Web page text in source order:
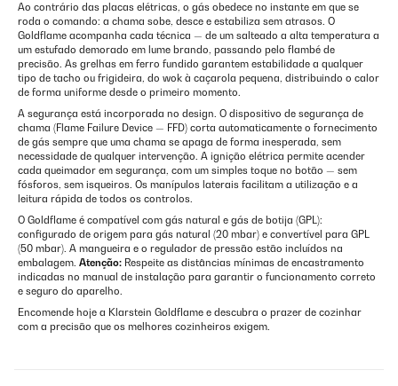
Ao contrário das placas elétricas, o gás obedece no instante em que se
roda o comando: a chama sobe, desce e estabiliza sem atrasos. O
Goldflame acompanha cada técnica — de um salteado a alta temperatura a
um estufado demorado em lume brando, passando pelo flambé de
precisão. As grelhas em ferro fundido garantem estabilidade a qualquer
tipo de tacho ou frigideira, do wok à caçarola pequena, distribuindo o calor
de forma uniforme desde o primeiro momento.
A segurança está incorporada no design. O dispositivo de segurança de
chama (Flame Failure Device — FFD) corta automaticamente o fornecimento
de gás sempre que uma chama se apaga de forma inesperada, sem
necessidade de qualquer intervenção. A ignição elétrica permite acender
cada queimador em segurança, com um simples toque no botão — sem
fósforos, sem isqueiros. Os manípulos laterais facilitam a utilização e a
leitura rápida de todos os controlos.
O Goldflame é compatível com gás natural e gás de botija (GPL):
configurado de origem para gás natural (20 mbar) e convertível para GPL
(50 mbar). A mangueira e o regulador de pressão estão incluídos na
embalagem. Atenção: Respeite as distâncias mínimas de encastramento
indicadas no manual de instalação para garantir o funcionamento correto
e seguro do aparelho.
Encomende hoje a Klarstein Goldflame e descubra o prazer de cozinhar
com a precisão que os melhores cozinheiros exigem.